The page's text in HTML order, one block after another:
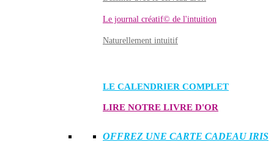
Le journal créatif© de l'intuition
Naturellement intuitif
LE CALENDRIER COMPLET
LIRE NOTRE LIVRE D'OR
OFFREZ UNE CARTE CADEAU IRIS